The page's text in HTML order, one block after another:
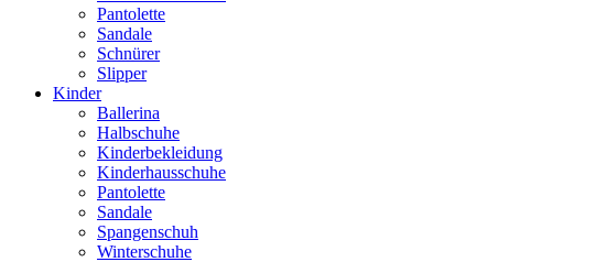
Pantolette
Sandale
Schnürer
Slipper
Kinder
Ballerina
Halbschuhe
Kinderbekleidung
Kinderhausschuhe
Pantolette
Sandale
Spangenschuh
Winterschuhe